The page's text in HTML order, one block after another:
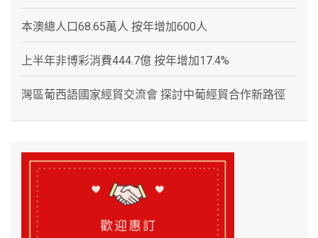
本澳總人口68.65萬人 按年增加600人
上半年非博彩消費444.7億 按年增加17.4%
灣區葡西語國家經貿交流會 探討中葡經貿合作新路徑